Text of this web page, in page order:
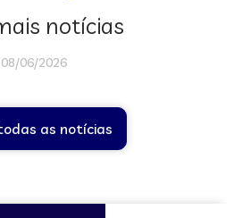
notícias
08/06/2026
as notícias